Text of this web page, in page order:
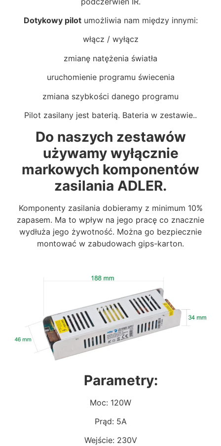
Dotykowy pilotumożliwia nam między innymi:
włącz / wyłącz
zmianę natężenia światła
uruchomienie programu świecenia
zmiana szybkości danego programu
Pilot zasilany jest baterią. Bateria w zestawie..
Do naszych zestawów
używamy wyłącznie
markowych komponentów
zasilania ADLER.
Komponenty zasilania dobieramy z minimum 10%
zapasem. Ma to wpływ na jego pracę co znacznie
wydłuża jego żywotność. Można go bezpiecznie
montować w zabudowach gips-karton.
Parametry:
Moc: 120W
Prąd: 5A
Wejście: 230V